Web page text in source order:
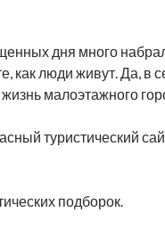
дня много
как люди живут. Да, в
малоэтажного
туристический
подборок.